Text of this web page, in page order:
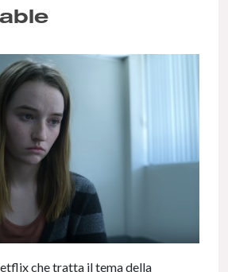
che tratta il tema della